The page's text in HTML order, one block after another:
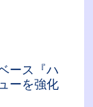
ース『ハ
ーを強化